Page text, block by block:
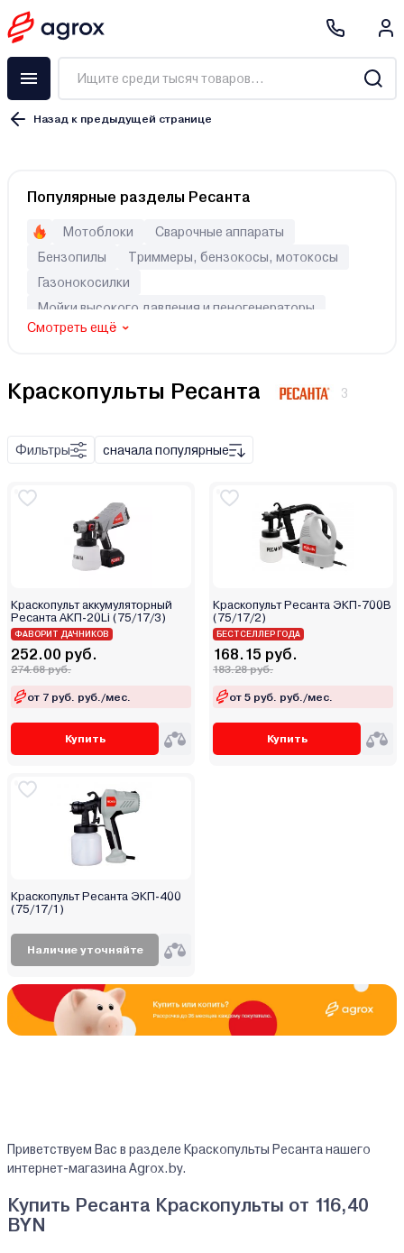
Назад к предыдущей странице
Популярные разделы Ресанта
Смотреть ещё
Мотоблоки
Сварочные аппараты
Бензопилы
Триммеры, бензокосы, мотокосы
Газонокосилки
Мойки высокого давления и пеногенераторы
Генераторы (электростанции)
Краскопульты Ресанта 3
Краскопульт
Покрасочная станция
Набор пневмоинструмента
Аккумуляторный
Поворотный механизм
Удлинитель
Штуцер
Металл
Пластик
Фильтры сначала популярные
Краскопульт аккумуляторный
Ресанта АКП-20Li (75/17/3)
ФАВОРИТ ДАЧНИКОВ
252.00 руб.
274.68 руб.
от 7 руб. руб./мес.
Купить
Краскопульт Ресанта ЭКП-700В
(75/17/2)
БЕСТСЕЛЛЕР ГОДА
168.15 руб.
183.28 руб.
от 5 руб. руб./мес.
Купить
Краскопульт Ресанта ЭКП-400
(75/17/1)
Наличие уточняйте
Приветствуем Вас в разделе Краскопульты Ресанта нашего
интернет-магазина Agrox.by.
Купить Ресанта Краскопульты от 116,40
BYN